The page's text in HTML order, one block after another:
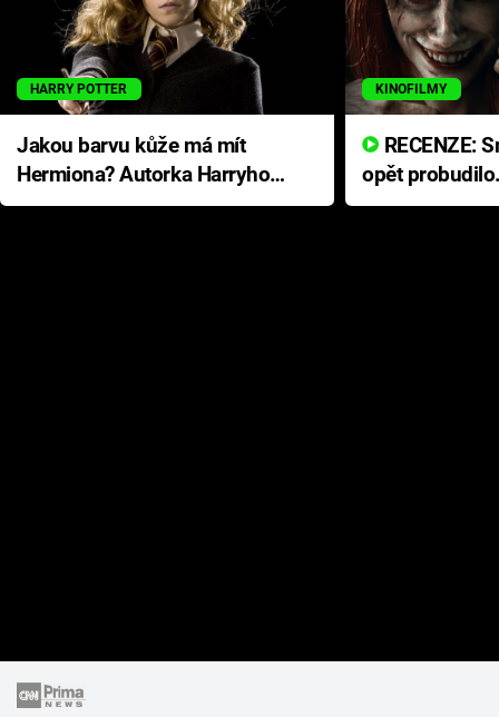
HARRY POTTER
Jakou barvu kůže má mít
Hermiona? Autorka Harryho
Pottera přišla s ráznou
KINOFILMY
opět
přichází s